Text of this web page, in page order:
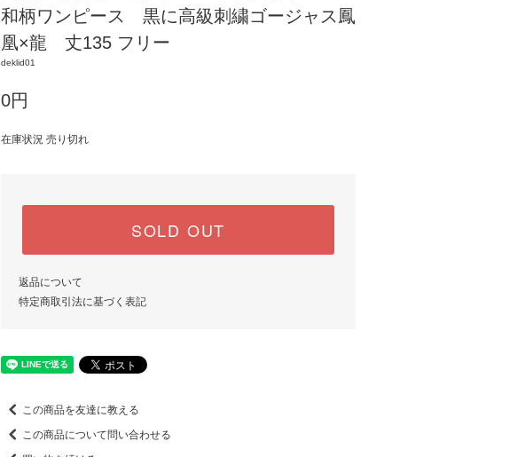
和柄ワンピース 黒に高級刺繍ゴージャス鳳
凰×龍 丈135 フリー
deklid01
0円
在庫状況 売り切れ
SOLD OUT
返品について
特定商取引法に基づく表記
この商品を友達に教える
この商品について問い合わせる